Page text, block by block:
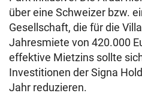
über eine Schweizer bzw.
Gesellschaft, die für die
Jahresmiete von 420.000
effektive Mietzins sollte
Investitionen der Signa
Jahr reduzieren.